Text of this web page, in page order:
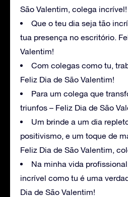
São Valentim, colega incrível!
Que o teu dia seja tão
tua presença no escritório.
Valentim!
Com colegas como tu,
Feliz Dia de São Valentim!
Para um colega que
triunfos – Feliz Dia de São
Um brinde a um dia
positivismo, e um toque de
Feliz Dia de São Valentim,
Na minha vida
incrível como tu é uma
Dia de São Valentim!